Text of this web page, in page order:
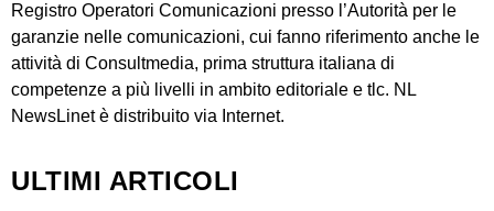
Registro Operatori Comunicazioni presso l’Autorità per le
garanzie nelle comunicazioni, cui fanno riferimento anche le
attività di Consultmedia, prima struttura italiana di
competenze a più livelli in ambito editoriale e tlc. NL
NewsLinet è distribuito via Internet.
ULTIMI ARTICOLI